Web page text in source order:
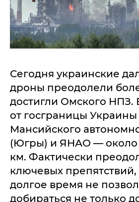
Сегодня украинские
дроны преодолели
достигли Омского НПЗ.
от госграницы
Мансийского
(Югры) и ЯНАО — около
км. Фактически
ключевых препятствий,
долгое время не
добираться не только